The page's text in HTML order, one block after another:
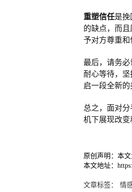
重塑信任是挽
的缺点，而
予对方尊重和
最后，请务
耐心等待，
启一段全新的
总之，面对
机下展现改变
原创声明：本
本文地址：
文章标签： 情